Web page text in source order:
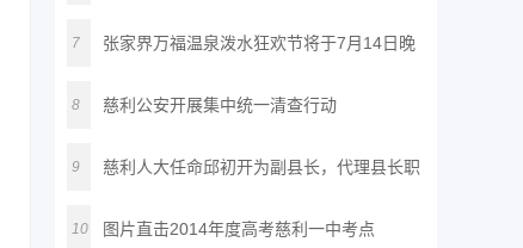
7 张家界万福温泉泼水狂欢节将于7月14日晚
8 慈利公安开展集中统一清查行动
9 慈利人大任命邱初开为副县长，代理县长职
10 图片直击2014年度高考慈利一中考点